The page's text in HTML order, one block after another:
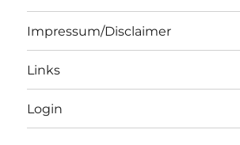
Impressum/Disclaimer
Links
Login